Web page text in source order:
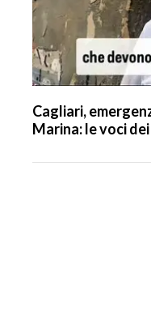
Cagliari,
Marina: le voci